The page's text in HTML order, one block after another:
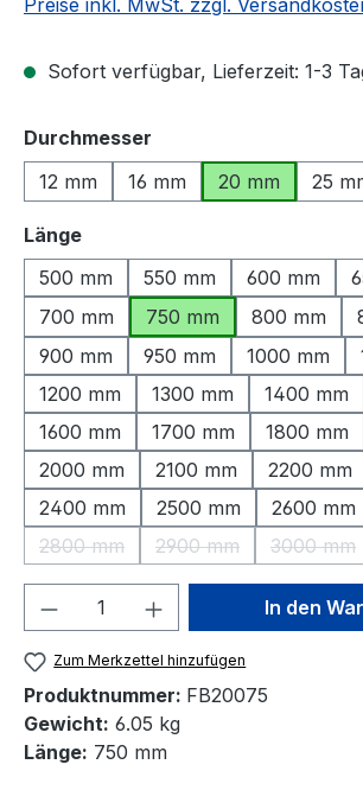
Preise inkl. MwSt. zzgl.
Sofort verfügbar, Lieferzeit: 1-3
Durchmesser
12 mm
16 mm 20 mm 25
Längeauswählen
500 mm
550 mm 600 mm
700 mm
750 mm 800 mm
900 mm
950 mm 1000 mm
1200 mm
1300 mm 1400 mm
1600 mm
1700 mm 1800 mm
2000 mm
2100 mm 2200 mm
2400 mm
2500 mm 2600 mm
2800 mm
(Diese Option ist zurzeit nicht
2900 mm
(Diese Option ist
3000 mm
Produkt Anzahl: Gib den
In den
Zum Merkzettel hinzufügen
Produktnummer: FB20075
Gewicht: 6.05 kg
Länge: 750 mm